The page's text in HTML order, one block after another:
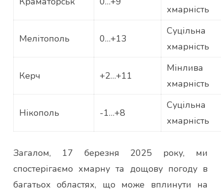
хмарність
Мелітополь 0…+13
Суцільна
хмарність
Керч +2…+11
Мінлива
хмарність
Нікополь -1…+8
Суцільна
хмарність
Загалом, 17 березня 2025 року, ми
спостерігаємо хмарну та дощову погоду в
багатьох областях, що може вплинути на